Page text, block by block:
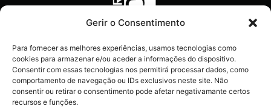
Gerir o Consentimento
Para fornecer as melhores experiências, usamos tecnologias como
cookies para armazenar e/ou aceder a informações do dispositivo.
Consentir com essas tecnologias nos permitirá processar dados, como
comportamento de navegação ou IDs exclusivos neste site. Não
consentir ou retirar o consentimento pode afetar negativamante certos
recursos e funções.
Recebe ofertas exclusivas,
novidades e dicas imperdíveis
diretamente no teu e-mail.